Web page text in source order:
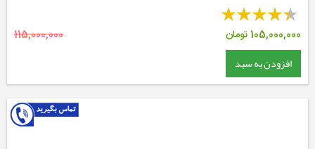
105,000,000 تومان 115,000,000
افزودن به سبد